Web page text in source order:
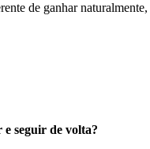
de ganhar
seguir de volta?